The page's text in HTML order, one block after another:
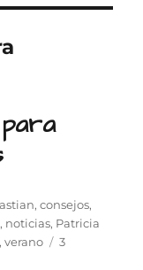
,consejos,
, noticias, Patricia
,verano
3